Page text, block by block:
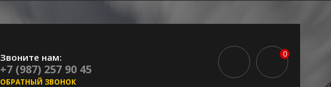
Звоните нам:
+7 (987) 257 90 45
ОБРАТНЫЙ ЗВОНОК
0